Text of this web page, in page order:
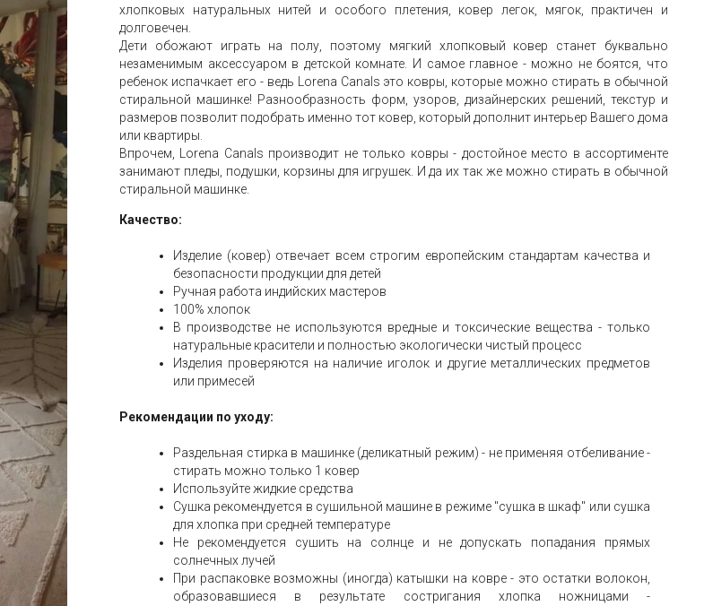
хлопковых натуральных нитей и особого плетения, ковер легок, мягок, практичен и
долговечен.
Дети обожают играть на полу, поэтому мягкий хлопковый ковер станет буквально
незаменимым аксессуаром в детской комнате. И самое главное - можно не боятся, что
ребенок испачкает его - ведь Lorena Canals это ковры, которые можно стирать в обычной
стиральной машинке! Разнообразность форм, узоров, дизайнерских решений, текстур и
размеров позволит подобрать именно тот ковер, который дополнит интерьер Вашего дома
или квартиры.
Впрочем, Lorena Canals производит не только ковры - достойное место в ассортименте
занимают пледы, подушки, корзины для игрушек. И да их так же можно стирать в обычной
стиральной машинке.
Качество:
Изделие (ковер) отвечает всем строгим европейским стандартам качества и
безопасности продукции для детей
Ручная работа индийских мастеров
100% хлопок
В производстве не используются вредные и токсические вещества - только
натуральные красители и полностью экологически чистый процесс
Изделия проверяются на наличие иголок и другие металлических предметов
или примесей
Рекомендации по уходу:
Раздельная стирка в машинке (деликатный режим) - не применяя отбеливание -
стирать можно только 1 ковер
Используйте жидкие средства
Сушка рекомендуется в сушильной машине в режиме "сушка в шкаф" или сушка
для хлопка при средней температуре
Не рекомендуется сушить на солнце и не допускать попадания прямых
солнечных лучей
При распаковке возможны (иногда) катышки на ковре - это остатки волокон,
образовавшиеся в результате состригания хлопка ножницами -